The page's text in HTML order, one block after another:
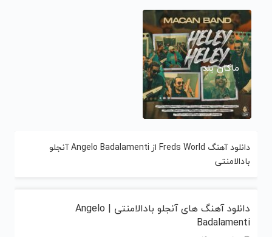
ماکان بند
دانلود آهنگ Freds World از Angelo Badalamenti آنجلو
بادالامنتی
دانلود آهنگ های آنجلو بادالامنتی | Angelo
Badalamenti